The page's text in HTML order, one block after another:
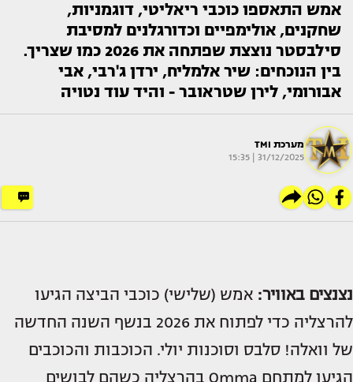
אמש התאספו כוכבי ריאליטי, דוגמניות,
שחקנים, אולימפיים וכדורגלנים למסיבת
סילבסטר נוצצת שפתחה את 2026 כמו שצריך.
בין הנוכחים: שיר אלמליח, ירדן ג'רבי, אבי
אבורומי, לירן שטראובר - והיד עוד נטויה
מערכת TMI
31/12/2025 | 15:35
נצנצים באוויר: אמש (שלישי) כוכבי הביצה הגיעו
להרצליה כדי לפתוח את 2026 בנשף השנה החדשה
של וואלה! סלבס וסוכנות יולי. הכוכבות והכוכבים
הגיעו למתחם Omma בהרצליה כשהם לבושים